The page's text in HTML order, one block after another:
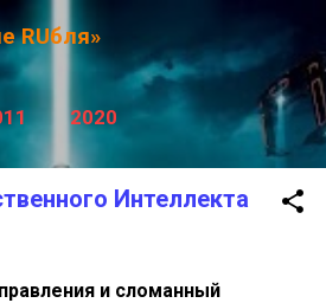
контенту
RUбля»
2020
Интеллекта
и сломанный